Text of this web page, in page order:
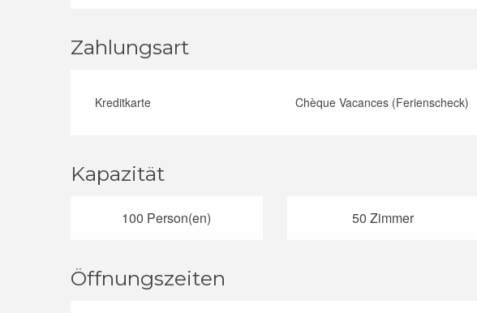
Zahlungsart
Kreditkarte Chèque Vacances (Ferienscheck)
Kapazität
100 Person(en) 50 Zimmer
Öffnungszeiten